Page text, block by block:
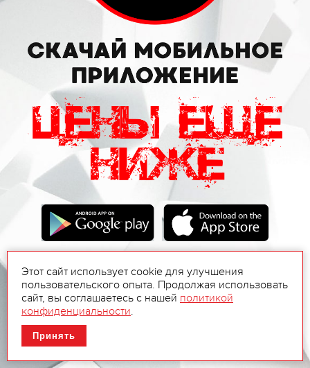
Этот сайт использует cookie для улучшения
пользовательского опыта. Продолжая использовать
сайт, вы соглашаетесь с нашей политикой
конфиденциальности.
Принять